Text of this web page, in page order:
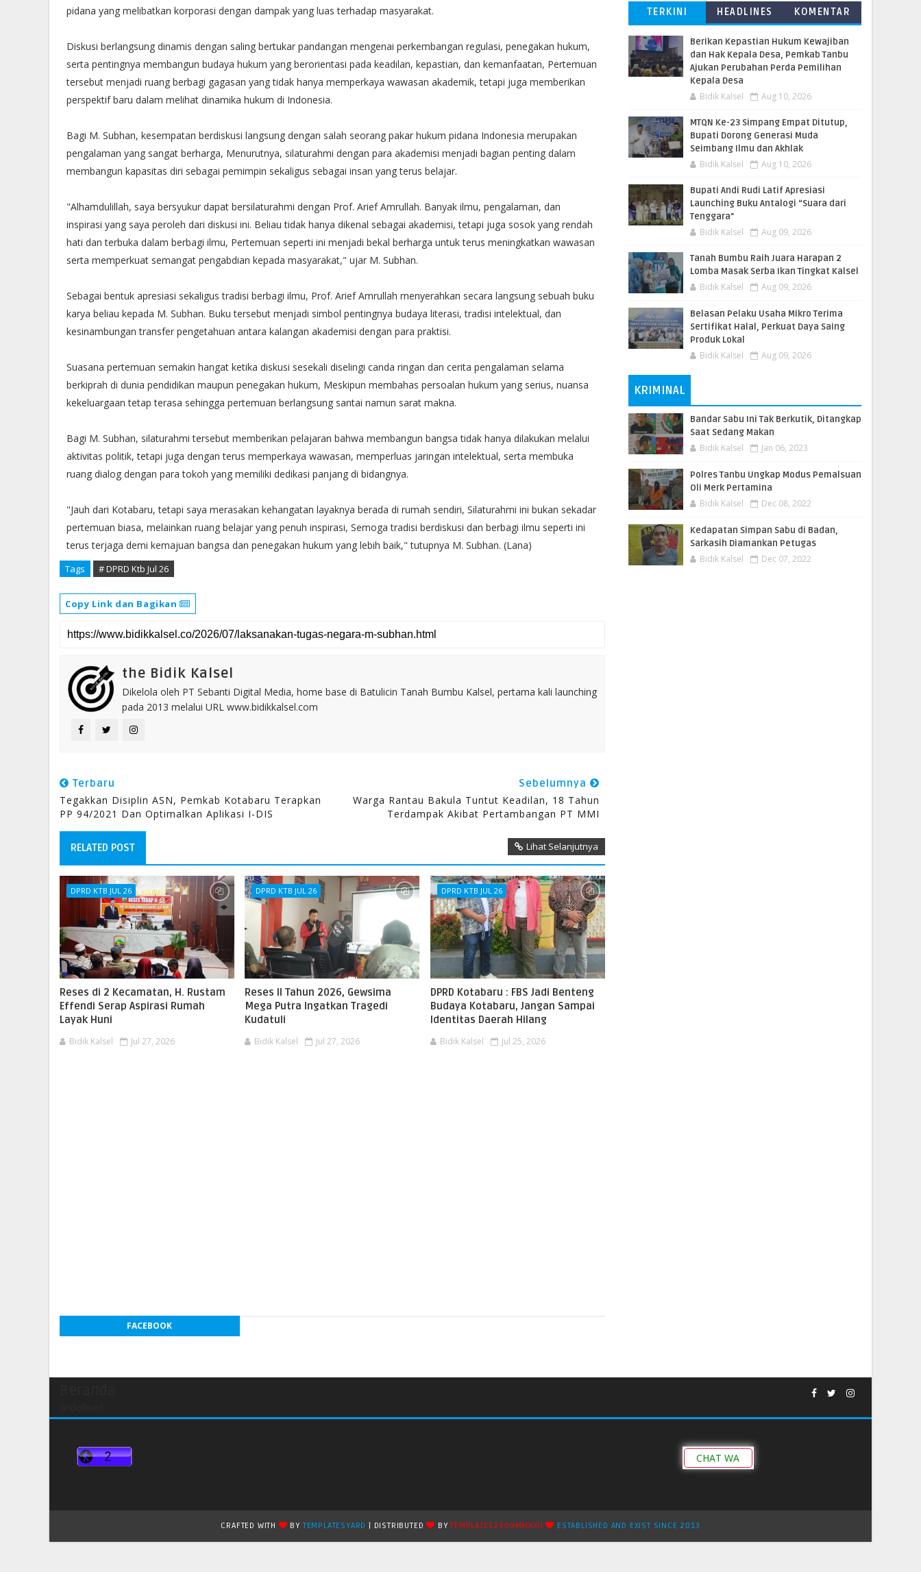
pidana yang melibatkan korporasi dengan dampak yang luas terhadap masyarakat.
Diskusi berlangsung dinamis dengan saling bertukar pandangan mengenai perkembangan regulasi, penegakan hukum,
serta pentingnya membangun budaya hukum yang berorientasi pada keadilan, kepastian, dan kemanfaatan, Pertemuan
tersebut menjadi ruang berbagi gagasan yang tidak hanya memperkaya wawasan akademik, tetapi juga memberikan
perspektif baru dalam melihat dinamika hukum di Indonesia.
Bagi M. Subhan, kesempatan berdiskusi langsung dengan salah seorang pakar hukum pidana Indonesia merupakan
pengalaman yang sangat berharga, Menurutnya, silaturahmi dengan para akademisi menjadi bagian penting dalam
membangun kapasitas diri sebagai pemimpin sekaligus sebagai insan yang terus belajar.
"Alhamdulillah, saya bersyukur dapat bersilaturahmi dengan Prof. Arief Amrullah. Banyak ilmu, pengalaman, dan
inspirasi yang saya peroleh dari diskusi ini. Beliau tidak hanya dikenal sebagai akademisi, tetapi juga sosok yang rendah
hati dan terbuka dalam berbagi ilmu, Pertemuan seperti ini menjadi bekal berharga untuk terus meningkatkan wawasan
serta memperkuat semangat pengabdian kepada masyarakat," ujar M. Subhan.
Sebagai bentuk apresiasi sekaligus tradisi berbagi ilmu, Prof. Arief Amrullah menyerahkan secara langsung sebuah buku
karya beliau kepada M. Subhan. Buku tersebut menjadi simbol pentingnya budaya literasi, tradisi intelektual, dan
kesinambungan transfer pengetahuan antara kalangan akademisi dengan para praktisi.
Suasana pertemuan semakin hangat ketika diskusi sesekali diselingi canda ringan dan cerita pengalaman selama
berkiprah di dunia pendidikan maupun penegakan hukum, Meskipun membahas persoalan hukum yang serius, nuansa
kekeluargaan tetap terasa sehingga pertemuan berlangsung santai namun sarat makna.
Bagi M. Subhan, silaturahmi tersebut memberikan pelajaran bahwa membangun bangsa tidak hanya dilakukan melalui
aktivitas politik, tetapi juga dengan terus memperkaya wawasan, memperluas jaringan intelektual, serta membuka
ruang dialog dengan para tokoh yang memiliki dedikasi panjang di bidangnya.
"Jauh dari Kotabaru, tetapi saya merasakan kehangatan layaknya berada di rumah sendiri, Silaturahmi ini bukan sekadar
pertemuan biasa, melainkan ruang belajar yang penuh inspirasi, Semoga tradisi berdiskusi dan berbagi ilmu seperti ini
terus terjaga demi kemajuan bangsa dan penegakan hukum yang lebih baik," tutupnya M. Subhan. (Lana)
Tags # DPRD Ktb Jul 26
Copy Link dan Bagikan
the Bidik Kalsel
Dikelola oleh PT Sebanti Digital Media, home base di Batulicin Tanah Bumbu Kalsel, pertama kali launching
pada 2013 melalui URL www.bidikkalsel.com
Terbaru
Tegakkan Disiplin ASN, Pemkab Kotabaru Terapkan
PP 94/2021 Dan Optimalkan Aplikasi I-DIS
Sebelumnya
Warga Rantau Bakula Tuntut Keadilan, 18 Tahun
Terdampak Akibat Pertambangan PT MMI
RELATED POST Lihat Selanjutnya
DPRD KTB JUL 26
Reses di 2 Kecamatan, H. Rustam
Effendi Serap Aspirasi Rumah
Layak Huni
Bidik Kalsel Jul 27, 2026
DPRD KTB JUL 26
Reses II Tahun 2026, Gewsima
Mega Putra Ingatkan Tragedi
Kudatuli
Bidik Kalsel Jul 27, 2026
DPRD KTB JUL 26
DPRD Kotabaru : FBS Jadi Benteng
Budaya Kotabaru, Jangan Sampai
Identitas Daerah Hilang
Bidik Kalsel Jul 25, 2026
FACEBOOK
TERKINI HEADLINES KOMENTAR
Berikan Kepastian Hukum Kewajiban
dan Hak Kepala Desa, Pemkab Tanbu
Ajukan Perubahan Perda Pemilihan
Kepala Desa
Bidik Kalsel Aug 10, 2026
MTQN Ke-23 Simpang Empat Ditutup,
Bupati Dorong Generasi Muda
Seimbang Ilmu dan Akhlak
Bidik Kalsel Aug 10, 2026
Bupati Andi Rudi Latif Apresiasi
Launching Buku Antalogi “Suara dari
Tenggara"
Bidik Kalsel Aug 09, 2026
Tanah Bumbu Raih Juara Harapan 2
Lomba Masak Serba Ikan Tingkat Kalsel
Bidik Kalsel Aug 09, 2026
Belasan Pelaku Usaha Mikro Terima
Sertifikat Halal, Perkuat Daya Saing
Produk Lokal
Bidik Kalsel Aug 09, 2026
KRIMINAL
Bandar Sabu Ini Tak Berkutik, Ditangkap
Saat Sedang Makan
Bidik Kalsel Jan 06, 2023
Polres Tanbu Ungkap Modus Pemalsuan
Oli Merk Pertamina
Bidik Kalsel Dec 08, 2022
Kedapatan Simpan Sabu di Badan,
Sarkasih Diamankan Petugas
Bidik Kalsel Dec 07, 2022
CHAT WA
CRAFTED WITH BYTEMPLATESYARD | DISTRIBUTED BYTEMPLATES2909MMXXII ESTABLISHED AND EXIST SINCE 2013